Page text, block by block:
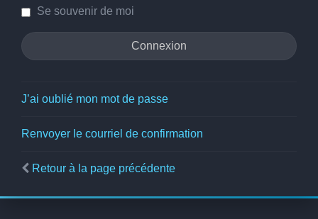
Se souvenir de moi
J’ai oublié mon mot de passe
Renvoyer le courriel de confirmation
Retour à la page précédente